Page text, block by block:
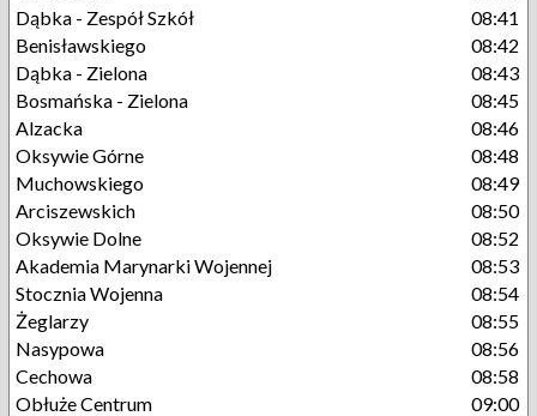
Dąbka - Zespół Szkół
08:41
Benisławskiego
08:42
Dąbka - Zielona
08:43
Bosmańska - Zielona
08:45
Alzacka
08:46
Oksywie Górne
08:48
Muchowskiego
08:49
Arciszewskich
08:50
Oksywie Dolne
08:52
Akademia Marynarki Wojennej
08:53
Stocznia Wojenna
08:54
Żeglarzy
08:55
Nasypowa
08:56
Cechowa
08:58
Obłuże Centrum
09:00